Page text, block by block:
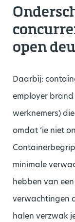
open
Daarbij:
employer
werknemers)
omdat ‘ie niet
minimale
hebben van
verwachtingen
halen verzwak